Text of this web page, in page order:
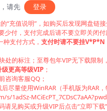
请先 登录
“充值说明”，如购买后发现网盘链
付，支付完成后请不要立即关闭
支付方式， 支付时请不要挂V*P*N
的标注；至尊包年VIP无下载限制
更高等级VIP ；
咨询客服QQ；
尽量使用WinRAR（手机版为RAR
1adSz-
见购买或升级VIP后点击“立即下